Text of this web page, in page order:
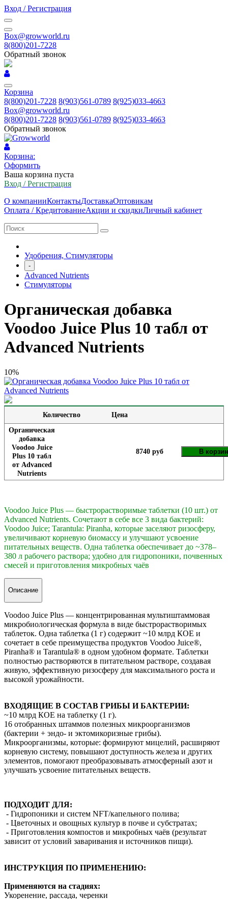
Вход / Регистрация
Box@growworld.ru
8(800)201-7228
Обратный звонок
Корзина
8(800)201-7228 8(903)561-0789 8(925)033-4663
Box@growworld.ru
8(800)201-7228 8(903)561-0789 8(925)033-4663
Обратный звонок
Корзина:
Оформить
Ваша корзина пуста
Вход / Регистрация
О компанииКонтактыДоставкаОптовикам
Оплата / КредитованиеАкции и скидкиЛичный кабинет
Удобрения, Стимуляторы
-
Advanced Nutrients
Стимуляторы
Органическая добавка
Voodoo Juice Plus 10 табл от
Advanced Nutrients
10%
Количество
Цена
Органическая
добавка
Voodoo Juice
Plus 10 табл
от Advanced
Nutrients
8740 руб В
Voodoo Juice Plus — быстрорастворимые таблетки (10 шт.) от
Advanced Nutrients. Сочетают в себе все 3 вида бактерий:
Voodoo Juice; Tarantula: Piranha, которые заселяют ризосферу,
увеличивают корневую биомассу и улучшают усвоение
питательных веществ. Одна таблетка обеспечивает до ~378–
380 л рабочего раствора; удобно для гидропоники, почвенных
смесей и приготовления микробных чаёв
Описание
Voodoo Juice Plus — концентрированная мультиштаммовая
микробиологическая формула в виде быстрорастворимых
таблеток. Одна таблетка (1 г) содержит ~10 млрд КОЕ и
сочетает в себе преимущества продуктов Voodoo Juice®,
Piranha® и Tarantula® в одном удобном формате. Таблетки
полностью растворяются в питательном растворе, создавая
живую, эффективную ризосферу для максимального роста и
высокой урожайности.
ВХОДЯЩИЕ В СОСТАВ ГРИБЫ И БАКТЕРИИ:
~10 млрд КОЕ на таблетку (1 г).
16 отобранных штаммов полезных микроорганизмов
(бактерии + эндо- и эктомикоризные грибы).
Микроорганизмы, которые: формируют мицелий, расширяют
корневую систему, повышают доступность железа и других
элементов, помогают преобразовывать атмосферный азот и
улучшать усвоение питательных веществ.
ПОДХОДИТ ДЛЯ:
- Гидропоники и систем NFT/капельного полива;
- Цветочных и овощных культур в почве и субстратах;
- Приготовления компостов и микробных чаёв (результат
зависит от условий заваривания и источников пищи).
ИНСТРУКЦИЯ ПО ПРИМЕНЕНИЮ:
Применяются на стадиях:
Укоренение, рассада, черенки